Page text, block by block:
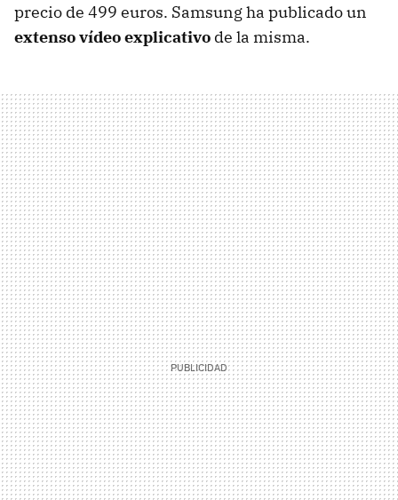
precio de 499 euros. Samsung ha publicado un
extenso vídeo explicativo de la misma.